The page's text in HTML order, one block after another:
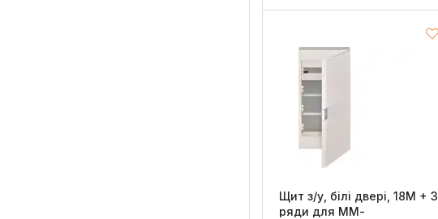
Щит з/у, білі двері, 18M + 3
ряди для ММ-